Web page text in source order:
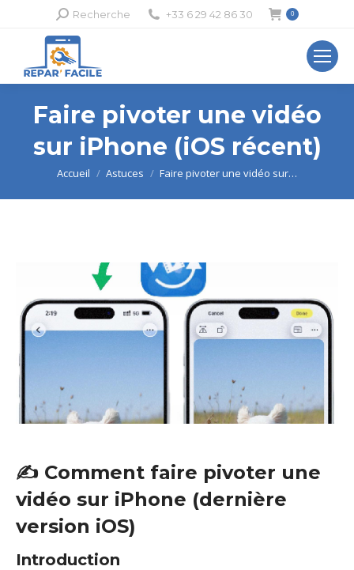
Recherche
Recherche +33 6 29 42 86 30 0
Faire pivoter une vidéo
sur iPhone (iOS récent)
Vous êtes ici :
Accueil Astuces Faire pivoter une vidéo sur…
✍️ Comment faire pivoter une
vidéo sur iPhone (dernière
version iOS)
Introduction